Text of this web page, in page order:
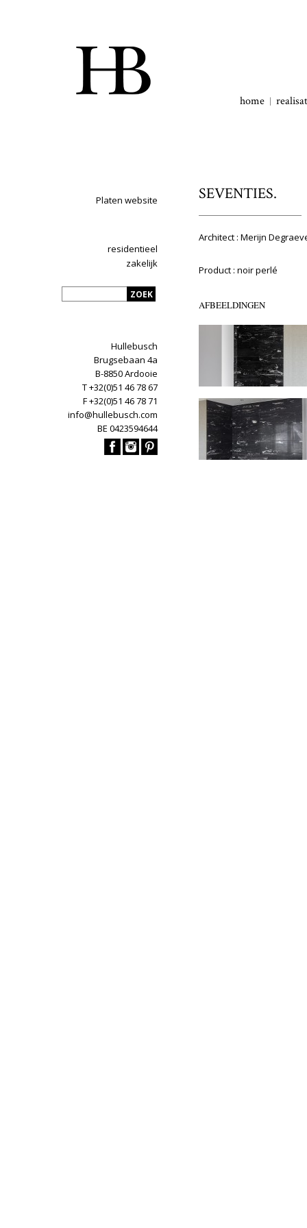
home
Platen website
residentieel
zakelijk
Hullebusch
Brugsebaan 4a
B-8850 Ardooie
T +32(0)51 46 78 67
F +32(0)51 46 78 71
info@hullebusch.com
BE 0423594644
SEVENTIES.
Architect : Merijn
Product : noir perlé
AFBEELDINGEN